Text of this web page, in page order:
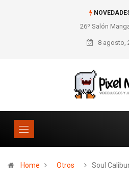
26º Salón Manga Jerez
8 agosto,
Home Otros Soul Calibur